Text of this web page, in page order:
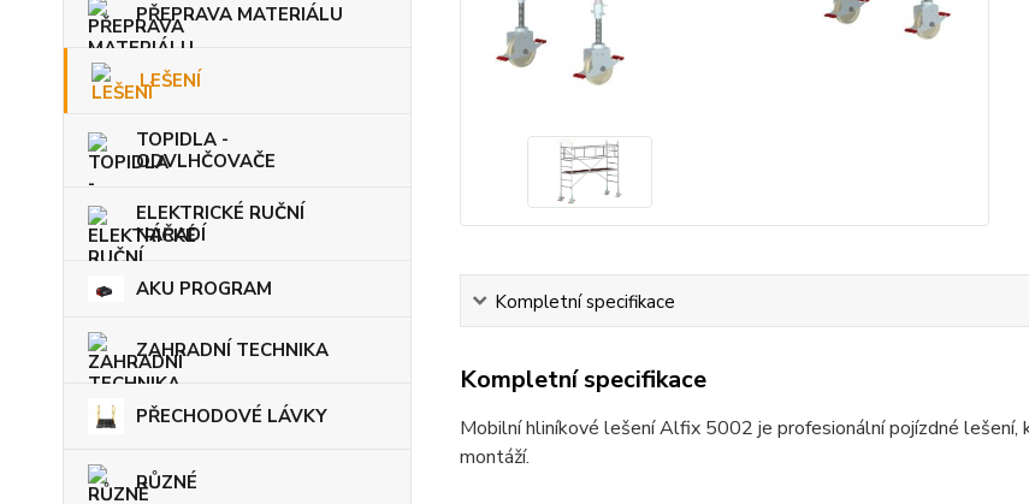
PŘEPRAVA MATERIÁLU
LEŠENÍ
TOPIDLA -
ODVLHČOVAČE
ELEKTRICKÉ RUČNÍ
NÁŘADÍ
AKU PROGRAM
ZAHRADNÍ TECHNIKA
PŘECHODOVÉ LÁVKY
RŮZNÉ
Kompletní specifikace
Kompletní specifikace
Mobilní hliníkové lešení Alfix 5002 je profesionální pojízdné lešení,
montáží.